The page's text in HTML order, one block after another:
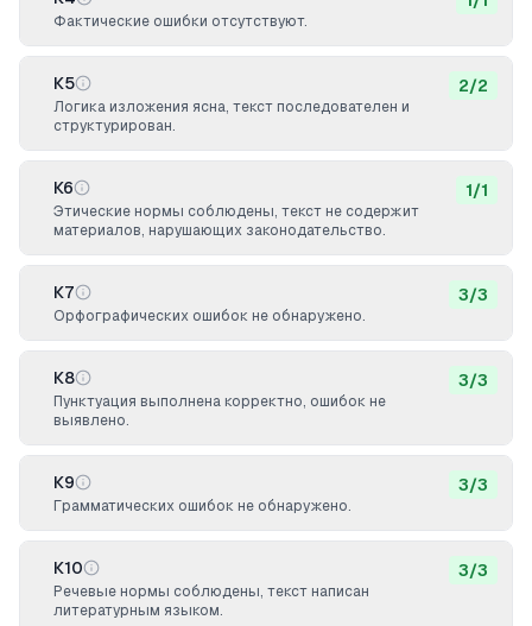
Фактические ошибки отсутствуют.
К5
Логика изложения ясна, текст последователен и
структурирован.
2/2
К6
Этические нормы соблюдены, текст не содержит
материалов, нарушающих законодательство.
1/1
К7
Орфографических ошибок не обнаружено.
3/3
К8
Пунктуация выполнена корректно, ошибок не
выявлено.
3/3
К9
Грамматических ошибок не обнаружено.
3/3
К10
Речевые нормы соблюдены, текст написан
литературным языком.
3/3